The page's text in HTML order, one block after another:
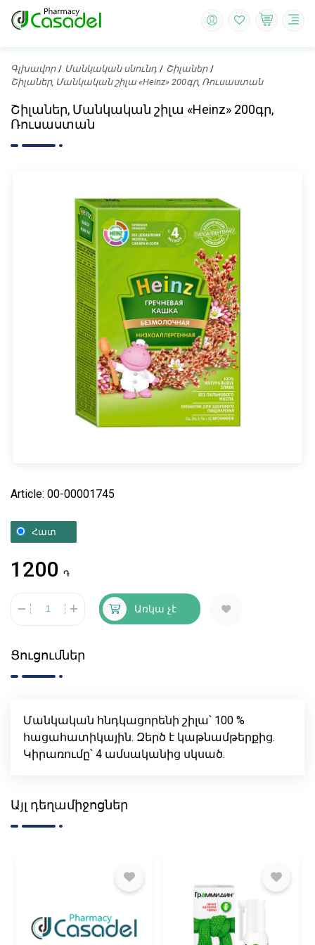
Գլխավոր Մանկական սնունդ
Շիլաներ
Շիլաներ, Մանկական շիլա «Heinz» 200գր, Ռուսաստան
Շիլաներ, Մանկական շիլա «Heinz» 200գր,
Ռուսաստան
Article: 00-00001745
Հատ
1200 ֏
Առկա չէ
Ցուցումներ
Մանկական հնդկացորենի շիլա՝ 100 %
հացահատիկային. Զերծ է կաթնամթերքից.
Կիրառումը՝ 4 ամսականից սկսած.
Այլ դեղամիջոցներ